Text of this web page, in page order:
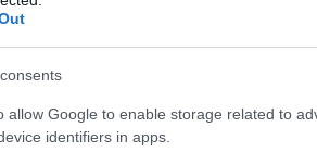
allow Google to enable storage related to
identifiers in apps.
világa folyamatosan
is lépést kell tartaniuk az
workshopokon vesznek részt,
trendekkel és
bejegyzések,kommentek